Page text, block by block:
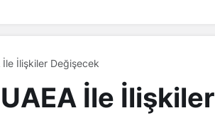
İlişkiler Değişecek
İle İlişkiler